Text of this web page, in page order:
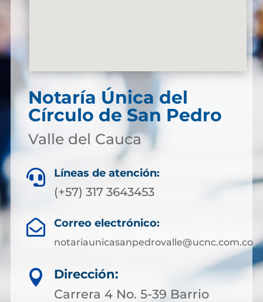
Notaría Única del
Círculo de San Pedro
Valle del Cauca
 Líneas de atención:
(+57) 317 3643453
 Correo electrónico:
notariaunicasanpedrovalle@ucnc.com.co

Dirección:
Carrera 4 No. 5-39 Barrio